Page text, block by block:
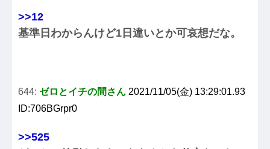
>>12
基準日わからんけど1日違いとか可哀想だな。
644: ゼロとイチの間さん 2021/11/05(金) 13:29:01.93
ID:706BGrpr0
>>525